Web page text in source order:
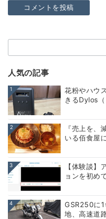
索：
人気の記事
1
花粉やハウ
きるDylos
2
『売上を、
いる佰食屋
3
【体験談】
ョンを初め
4
GSR250に
地、高速道